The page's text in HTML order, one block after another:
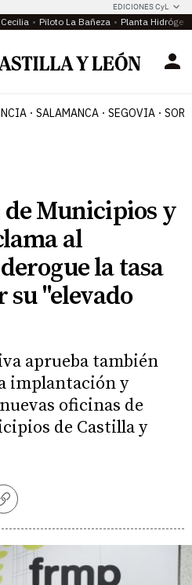
EDICIONES CyL
Piloto La Bañeza Planta
SALAMANCA SEGOVIA
de Municipios y
al
la tasa
su "elevado
aprueba también
implantación y
oficinas de
de Castilla y
Copiar